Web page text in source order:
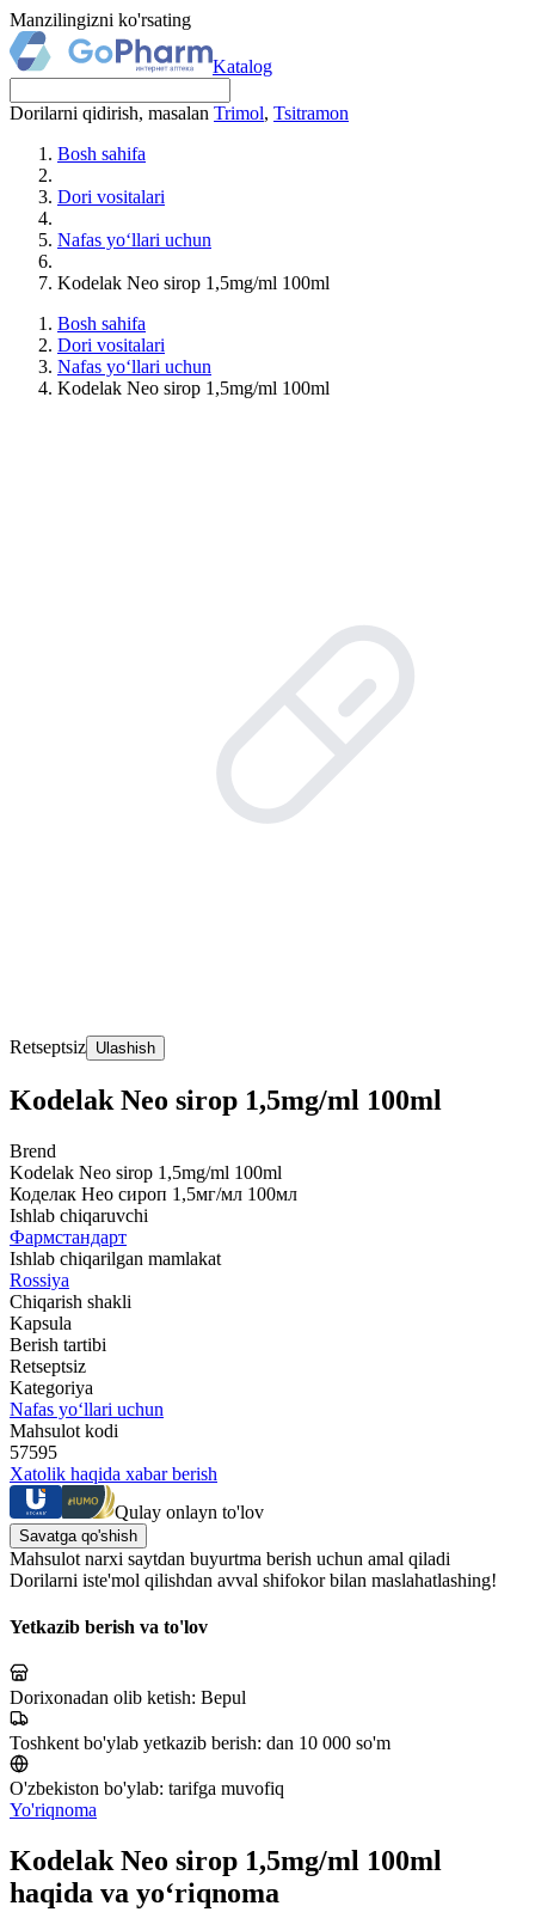
Manzilingizni ko'rsating
Katalog
Dorilarni qidirish, masalan Trimol, Tsitramon
Bosh sahifa
Dori vositalari
Nafas yo‘llari uchun
Kodelak Neo sirop 1,5mg/ml 100ml
Bosh sahifa
Dori vositalari
Nafas yo‘llari uchun
Kodelak Neo sirop 1,5mg/ml 100ml
Retseptsiz Ulashish
Kodelak Neo sirop 1,5mg/ml 100ml
Brend
Kodelak Neo sirop 1,5mg/ml 100ml
Коделак Нео сироп 1,5мг/мл 100мл
Ishlab chiqaruvchi
Фармстандарт
Ishlab chiqarilgan mamlakat
Rossiya
Chiqarish shakli
Kapsula
Berish tartibi
Retseptsiz
Kategoriya
Nafas yo‘llari uchun
Mahsulot kodi
57595
Xatolik haqida xabar berish
Qulay onlayn to'lov
Savatga qo'shish
Mahsulot narxi saytdan buyurtma berish uchun amal qiladi
Dorilarni iste'mol qilishdan avval shifokor bilan maslahatlashing!
Yetkazib berish va to'lov
Dorixonadan olib ketish: Bepul
Toshkent bo'ylab yetkazib berish: dan 10 000 so'm
O'zbekiston bo'ylab: tarifga muvofiq
Yo'riqnoma
Kodelak Neo sirop 1,5mg/ml 100ml
haqida va yo‘riqnoma